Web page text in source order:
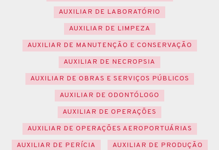
AUXILIAR DE LABORATÓRIO
AUXILIAR DE LIMPEZA
AUXILIAR DE MANUTENÇÃO E CONSERVAÇÃO
AUXILIAR DE NECROPSIA
AUXILIAR DE OBRAS E SERVIÇOS PÚBLICOS
AUXILIAR DE ODONTÓLOGO
AUXILIAR DE OPERAÇÕES
AUXILIAR DE OPERAÇÕES AEROPORTUÁRIAS
AUXILIAR DE PERÍCIA
AUXILIAR DE PRODUÇÃO